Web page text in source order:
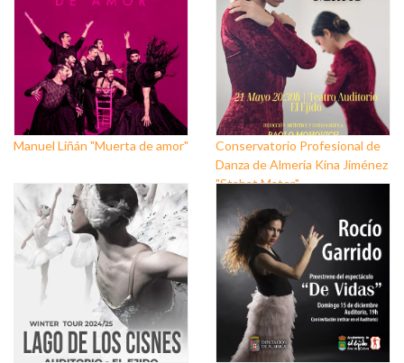
Manuel Liñán "Muerta de amor"
Conservatorio Profesional de
Danza de Almería Kina Jiménez
"Stabat Mater"